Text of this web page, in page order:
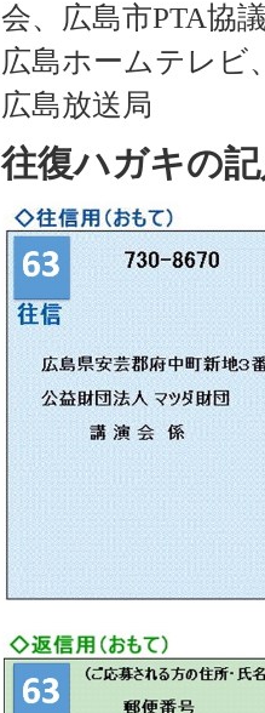
会、広島市PTA協
広島ホームテレビ
広島放送局
往復ハガキの